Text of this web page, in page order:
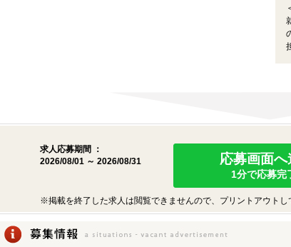
求人応募期間 ：
2026/08/01 ～ 2026/08/31
応募画面へ
1分で応募完
※掲載を終了した求人は閲覧できませんので、プリントアウトし